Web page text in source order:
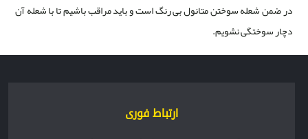
در ضمن شعله سوختن متانول بی رنگ است و باید مراقب باشیم تا با شعله آن
دچار سوختگی نشویم.
ارتباط فوری